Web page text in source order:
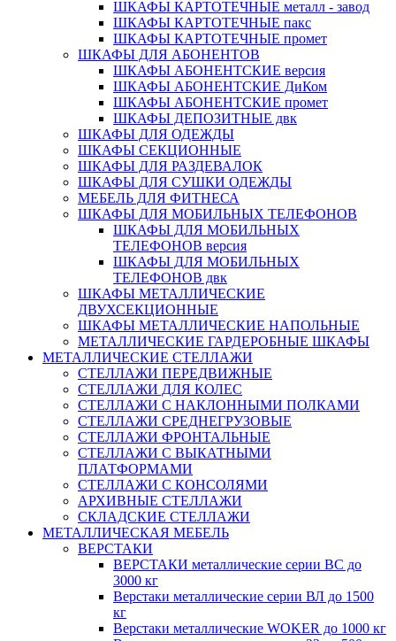
ШКАФЫ КАРТОТЕЧНЫЕ металл - завод
ШКАФЫ КАРТОТЕЧНЫЕ пакс
ШКАФЫ КАРТОТЕЧНЫЕ промет
ШКАФЫ ДЛЯ АБОНЕНТОВ
ШКАФЫ АБОНЕНТСКИЕ версия
ШКАФЫ АБОНЕНТСКИЕ ДиКом
ШКАФЫ АБОНЕНТСКИЕ промет
ШКАФЫ ДЕПОЗИТНЫЕ двк
ШКАФЫ ДЛЯ ОДЕЖДЫ
ШКАФЫ СЕКЦИОННЫЕ
ШКАФЫ ДЛЯ РАЗДЕВАЛОК
ШКАФЫ ДЛЯ СУШКИ ОДЕЖДЫ
МЕБЕЛЬ ДЛЯ ФИТНЕСА
ШКАФЫ ДЛЯ МОБИЛЬНЫХ ТЕЛЕФОНОВ
ШКАФЫ ДЛЯ МОБИЛЬНЫХ
ТЕЛЕФОНОВ версия
ШКАФЫ ДЛЯ МОБИЛЬНЫХ
ТЕЛЕФОНОВ двк
ШКАФЫ МЕТАЛЛИЧЕСКИЕ
ДВУХСЕКЦИОННЫЕ
ШКАФЫ МЕТАЛЛИЧЕСКИЕ НАПОЛЬНЫЕ
МЕТАЛЛИЧЕСКИЕ ГАРДЕРОБНЫЕ ШКАФЫ
МЕТАЛЛИЧЕСКИЕ СТЕЛЛАЖИ
СТЕЛЛАЖИ ПЕРЕДВИЖНЫЕ
СТЕЛЛАЖИ ДЛЯ КОЛЕС
СТЕЛЛАЖИ С НАКЛОННЫМИ ПОЛКАМИ
СТЕЛЛАЖИ СРЕДНЕГРУЗОВЫЕ
СТЕЛЛАЖИ ФРОНТАЛЬНЫЕ
СТЕЛЛАЖИ С ВЫКАТНЫМИ
ПЛАТФОРМАМИ
СТЕЛЛАЖИ С КОНСОЛЯМИ
АРХИВНЫЕ СТЕЛЛАЖИ
СКЛАДСКИЕ СТЕЛЛАЖИ
МЕТАЛЛИЧЕСКАЯ МЕБЕЛЬ
ВЕРСТАКИ
ВЕРСТАКИ металлические серии ВС до
3000 кг
Верстаки металлические серии ВЛ до 1500
кг
Верстаки металлические WOKER до 1000 кг